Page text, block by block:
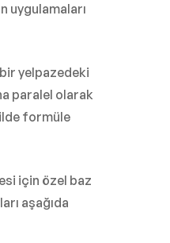
uygulamaları
yelpazedeki
paralel olarak
formüle
için özel baz
aşağıda